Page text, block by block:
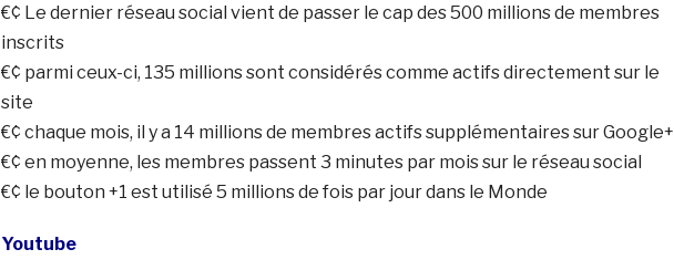
€¢ Le dernier réseau social vient de passer le cap des 500 millions de membres
inscrits
€¢ parmi ceux-ci, 135 millions sont considérés comme actifs directement sur le
site
€¢ chaque mois, il y a 14 millions de membres actifs supplémentaires sur Google+
€¢ en moyenne, les membres passent 3 minutes par mois sur le réseau social
€¢ le bouton +1 est utilisé 5 millions de fois par jour dans le Monde
Youtube